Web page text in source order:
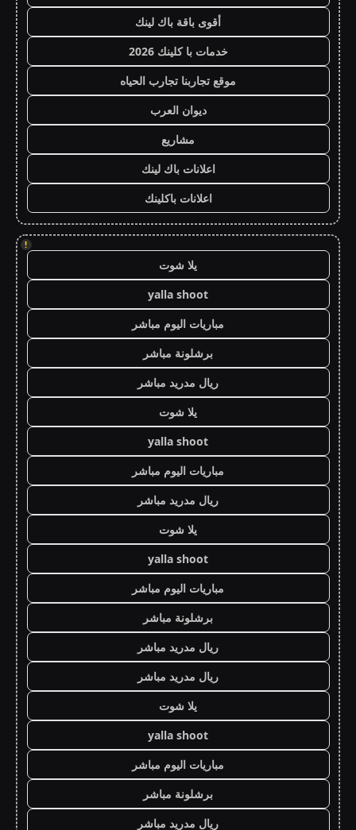
أقوى باقة باك لينك
خدمات با كلينك 2026
موقع تجاربنا تجارب الحياه
ديوان العرب
مشاريع
اعلانات باك لينك
اعلانات باكلينك
!
يلا شوت
yalla shoot
مباريات اليوم مباشر
برشلونة مباشر
ريال مدريد مباشر
يلا شوت
yalla shoot
مباريات اليوم مباشر
ريال مدريد مباشر
يلا شوت
yalla shoot
مباريات اليوم مباشر
برشلونة مباشر
ريال مدريد مباشر
ريال مدريد مباشر
يلا شوت
yalla shoot
مباريات اليوم مباشر
برشلونة مباشر
ريال مدريد مباشر